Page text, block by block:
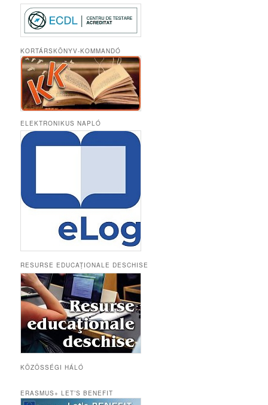
KORTÁRSKÖNYV-KOMMANDÓ
ELEKTRONIKUS NAPLÓ
RESURSE EDUCAȚIONALE DESCHISE
KÖZÖSSÉGI HÁLÓ
ERASMUS+ LET’S BENEFIT